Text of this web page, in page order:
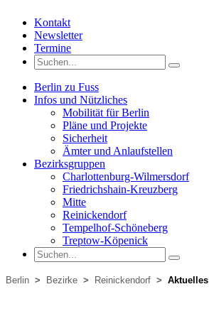
Kontakt
Newsletter
Termine
Berlin zu Fuss
Infos und Nützliches
Mobilität für Berlin
Pläne und Projekte
Sicherheit
Ämter und Anlaufstellen
Bezirksgruppen
Charlottenburg-Wilmersdorf
Friedrichshain-Kreuzberg
Mitte
Reinickendorf
Tempelhof-Schöneberg
Treptow-Köpenick
Berlin > Bezirke > Reinickendorf > Aktuelles